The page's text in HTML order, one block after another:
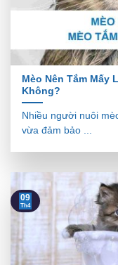
Mèo Nên Tắm Mấy
Không?
Nhiều người nuôi
vừa đảm bảo ...
09
Th4